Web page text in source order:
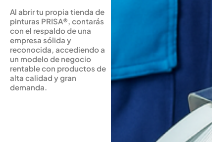
Al abrir tu propia tienda de
pinturas PRISA®, contarás
con el respaldo de una
empresa sólida y
reconocida, accediendo a
un modelo de negocio
rentable con productos de
alta calidad y gran
demanda.